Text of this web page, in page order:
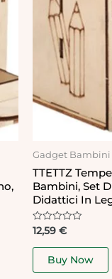
Gadget Bambini
TTETTZ
Bambini, Set
Didattici In
Rated
out
12,59 €
Buy Now